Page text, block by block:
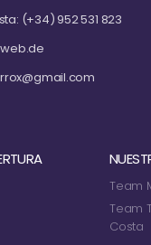
(+34) 952 531 823
Team
Team
Costa